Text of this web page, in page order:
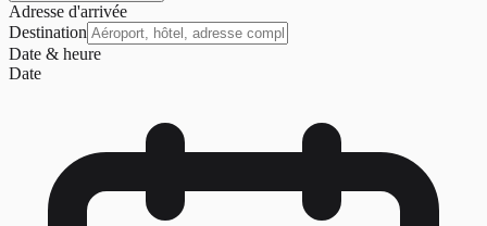
Adresse d'arrivée
Destination
Date & heure
Date